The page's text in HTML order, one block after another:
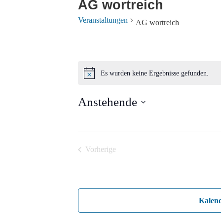
AG wortreich
Veranstaltungen AG wortreich
Veranstaltungen
Hinweis
Es wurden keine Ergebnisse gefunden.
Anstehende
Vorherige